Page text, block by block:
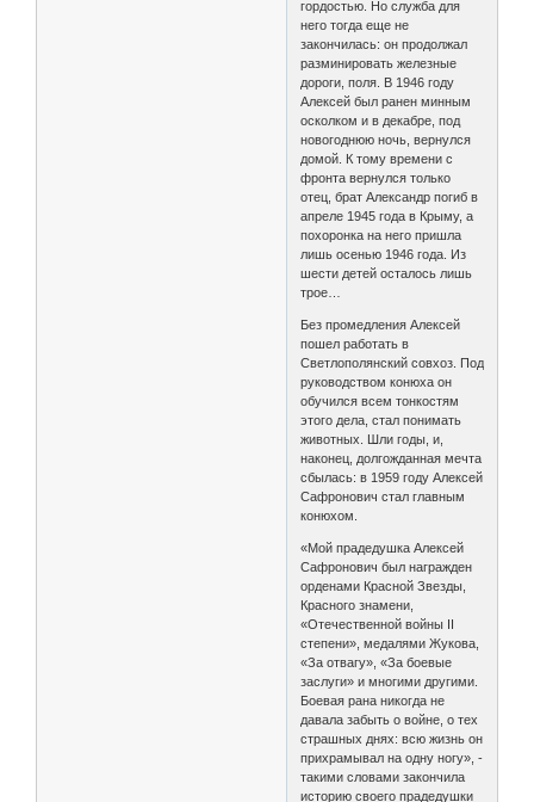
гордостью. Но служба для
него тогда еще не
закончилась: он продолжал
разминировать железные
дороги, поля. В 1946 году
Алексей был ранен минным
осколком и в декабре, под
новогоднюю ночь, вернулся
домой. К тому времени с
фронта вернулся только
отец, брат Александр погиб в
апреле 1945 года в Крыму, а
похоронка на него пришла
лишь осенью 1946 года. Из
шести детей осталось лишь
трое…
Без промедления Алексей
пошел работать в
Светлополянский совхоз. Под
руководством конюха он
обучился всем тонкостям
этого дела, стал понимать
животных. Шли годы, и,
наконец, долгожданная мечта
сбылась: в 1959 году Алексей
Сафронович стал главным
конюхом.
«Мой прадедушка Алексей
Сафронович был награжден
орденами Красной Звезды,
Красного знамени,
«Отечественной войны II
степени», медалями Жукова,
«За отвагу», «За боевые
заслуги» и многими другими.
Боевая рана никогда не
давала забыть о войне, о тех
страшных днях: всю жизнь он
прихрамывал на одну ногу», -
такими словами закончила
историю своего прадедушки